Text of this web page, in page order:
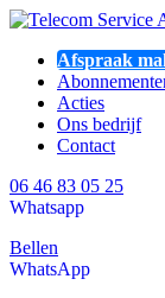
Afspraak
Acties
Ons bedrijf
Contact
06 46 83 05 25
Whatsapp
Bellen
WhatsApp